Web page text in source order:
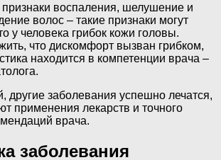
воспаления, шелушение и
волос – такие признаки могут
у человека грибок кожи головы.
что дискомфорт вызван грибком,
находится в компетенции врача –
другие заболевания успешно лечатся,
применения лекарств и точного
врача.
заболевания